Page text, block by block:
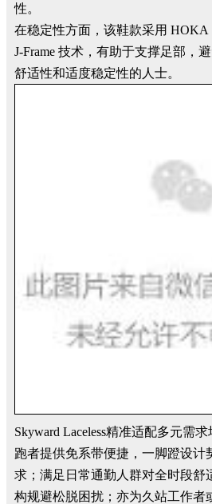
性。
在稳定性方面，该鞋款采用 HOKA
J-Frame 技术，有助于支撑足部，
舒适性和适度稳定性的人士。
Skyward Laceless精准适配多元需
跑者提供免系带便捷，一脚蹬设计
求；满足日常通勤人群对全时段舒
构规避松脱困扰；亦为久站工作者